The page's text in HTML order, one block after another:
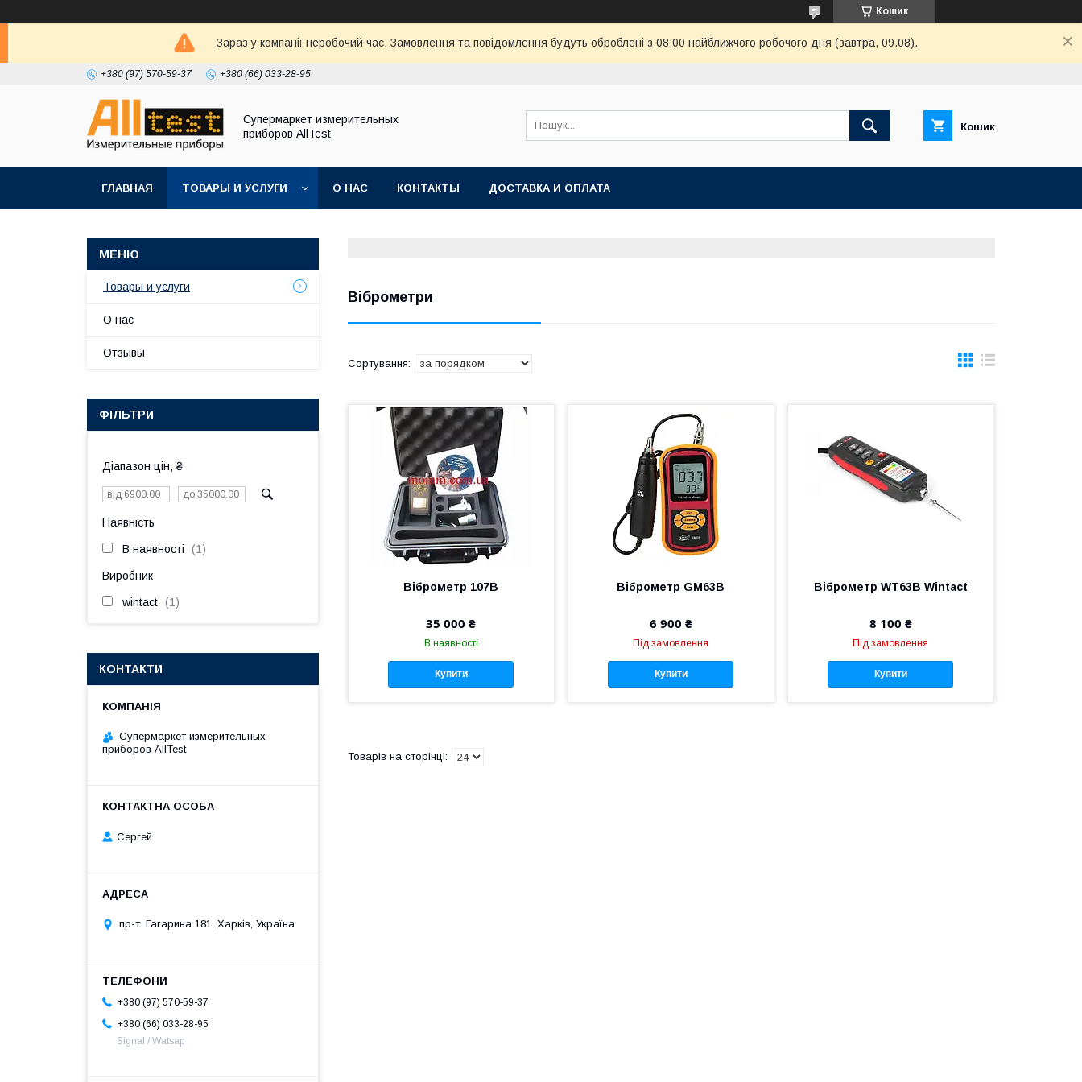
Кошик
Зараз у компанії неробочий час. Замовлення та повідомлення будуть оброблені з 08:00 найближчого робочого дня (завтра, 09.08).
+380 (97) 570-59-37 +380 (66) 033-28-95
Супермаркет измерительных
приборов AllTest
Кошик
ГЛАВНАЯ ТОВАРЫ И УСЛУГИ О НАС КОНТАКТЫ ДОСТАВКА И ОПЛАТА
Віброметри
Віброметр 107В
35 000 ₴
В наявності
Купити
Віброметр GM63B
6 900 ₴
Під замовлення
Купити
Віброметр WT63B Wintact
8 100 ₴
Під замовлення
Купити
Товары и услуги
О нас
Отзывы
ФІЛЬТРИ
Діапазон цін, ₴
Наявність
В наявності 1
Виробник
wintact 1
КОНТАКТИ
Супермаркет измерительных
приборов AllTest
Сергей
пр-т. Гагарина 181, Харків, Україна
+380 (97) 570-59-37
+380 (66) 033-28-95
Signal / Watsap